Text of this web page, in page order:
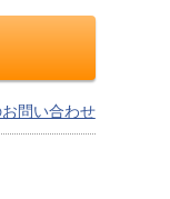
問い合わせ